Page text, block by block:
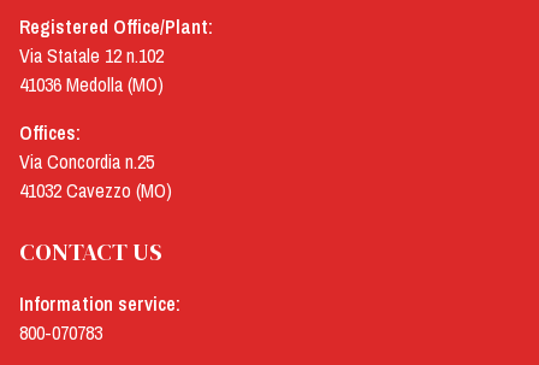
Registered Office/Plant:
Via Statale 12 n.102
41036 Medolla (MO)
Offices:
Via Concordia n.25
41032 Cavezzo (MO)
CONTACT US
Information service:
800-070783